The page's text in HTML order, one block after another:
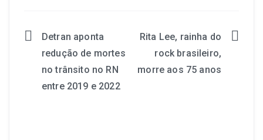
Detran aponta
redução de mortes
no trânsito no RN
entre 2019 e 2022
Rita Lee, rainha do
rock brasileiro,
morre aos 75 anos